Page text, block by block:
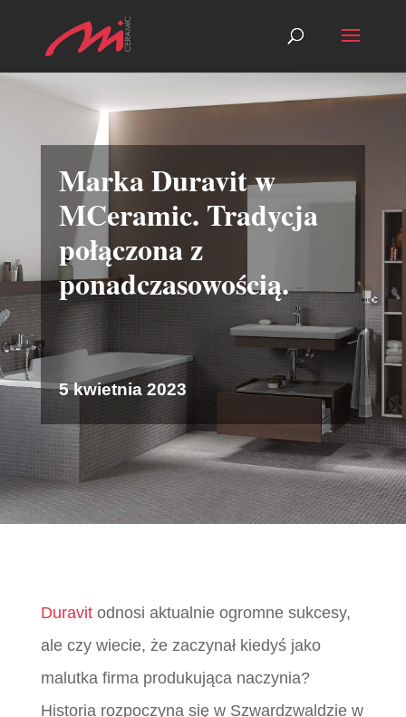
Marka Duravit w
MCeramic. Tradycja
połączona z
ponadczasowością.
5 kwietnia 2023
Duravitodnosi aktualnie ogromne sukcesy,
ale czy wiecie, że zaczynał kiedyś jako
malutka firma produkująca naczynia?
Historia rozpoczyna się w Szwardzwaldzie w